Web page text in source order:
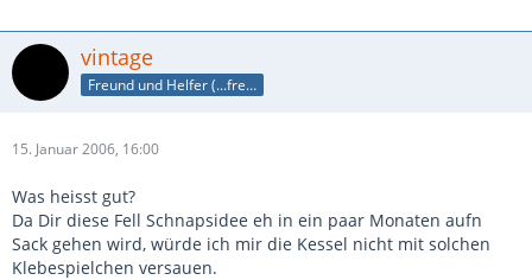
vintage
Freund und Helfer (...freund, dir helf ich!)
15. Januar 2006, 16:00
Was heisst gut?
Da Dir diese Fell Schnapsidee eh in ein paar Monaten aufn
Sack gehen wird, würde ich mir die Kessel nicht mit solchen
Klebespielchen versauen.